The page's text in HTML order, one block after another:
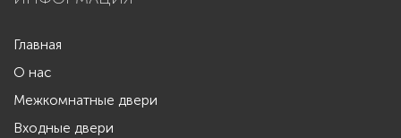
Главная
О нас
Межкомнатные двери
Входные двери